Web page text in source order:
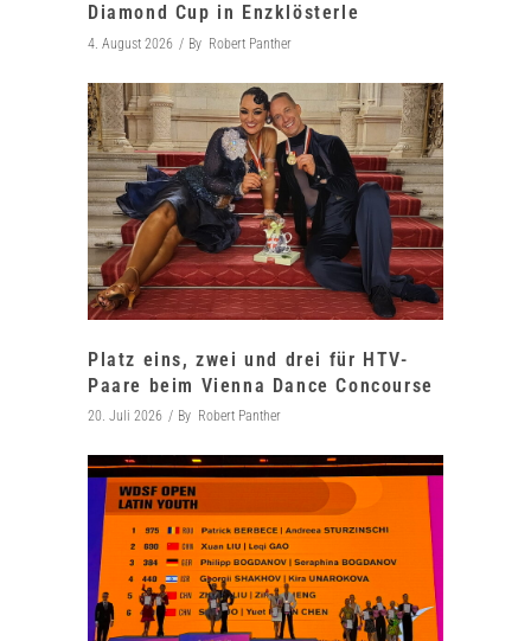
Diamond Cup in Enzklösterle
4. August 2026 By Robert Panther
Platz eins, zwei und drei für HTV-
Paare beim Vienna Dance Concourse
20. Juli 2026 By Robert Panther